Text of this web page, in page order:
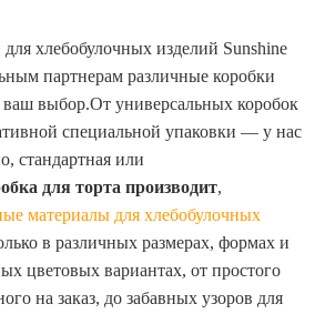
хлебобулочных изделий Sunshine
партнерам различные коробки
выбор.От универсальных коробок
специальной упаковки — у нас
стандартная или
для торта производит,
материалы для хлебобулочных
в различных размерах, формах и
цветовых вариантах, от простого
на заказ, до забавных узоров для